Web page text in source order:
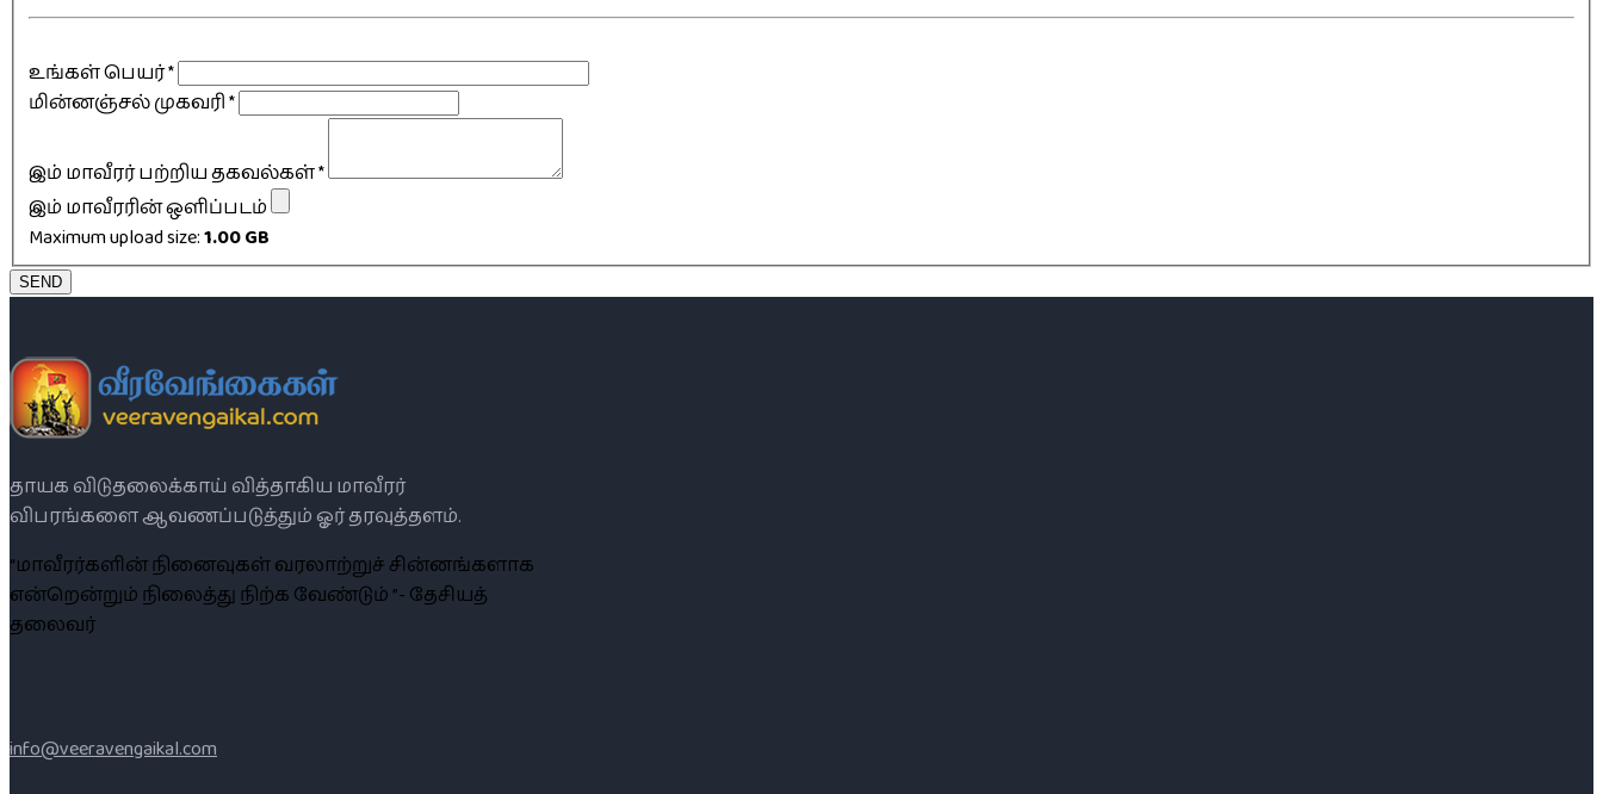
உங்கள் பெயர்*
மின்னஞ்சல் முகவரி*
இம் மாவீரர் பற்றிய தகவல்கள்*
இம் மாவீரரின் ஒளிப்படம்
Maximum upload size:1.00 GB
SEND
தாயக விடுதலைக்காய் வித்தாகிய மாவீரர்
விபரங்களை ஆவணப்படுத்தும் ஓர் தரவுத்தளம்.
“மாவீரர்களின் நினைவுகள் வரலாற்றுச் சின்னங்களாக
என்றென்றும் நிலைத்து நிற்க வேண்டும் ”- தேசியத்
தலைவர்
info@veeravengaikal.com